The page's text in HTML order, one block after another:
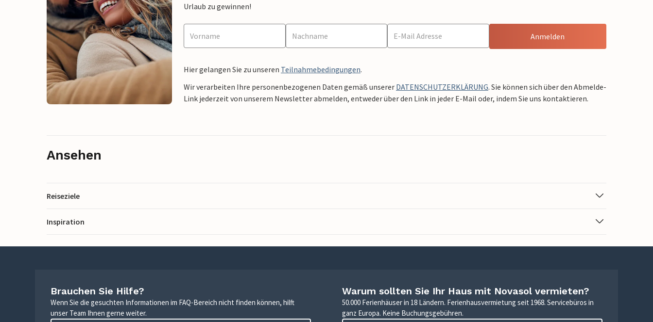
Urlaub zu gewinnen!
Anmelden
Hier gelangen Sie zu unseren Teilnahmebedingungen.
Wir verarbeiten Ihre personenbezogenen Daten gemäß unserer DATENSCHUTZERKLÄRUNG. Sie können sich über den Abmelde-
Link jederzeit von unserem Newsletter abmelden, entweder über den Link in jeder E-Mail oder, indem Sie uns kontaktieren.
Ansehen
Reiseziele
Inspiration
Brauchen Sie Hilfe?
Wenn Sie die gesuchten Informationen im FAQ-Bereich nicht finden können, hilft
unser Team Ihnen gerne weiter.
Warum sollten Sie Ihr Haus mit Novasol vermieten?
50.000 Ferienhäuser in 18 Ländern. Ferienhausvermietung seit 1968. Servicebüros in
ganz Europa. Keine Buchungsgebühren.